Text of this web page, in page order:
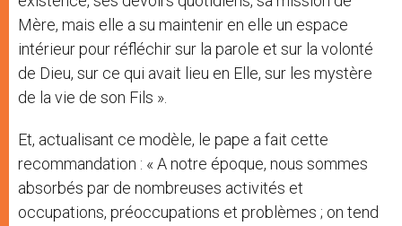
Mère, mais elle a su maintenir en elle un espace
intérieur pour réfléchir sur la parole et sur la volonté
de Dieu, sur ce qui avait lieu en Elle, sur les mystère
de la vie de son Fils ».
Et, actualisant ce modèle, le pape a fait cette
recommandation : « A notre époque, nous sommes
absorbés par de nombreuses activités et
occupations, préoccupations et problèmes ; on tend